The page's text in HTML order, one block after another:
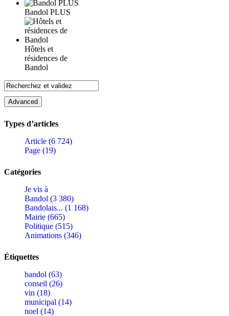
Bandol PLUS
Hôtels et
résidences de
Bandol
Types d’articles
Article (6 724)
Page (19)
Catégories
Je vis à
Bandol (3 380)
Bandolais... (1 168)
Mairie (665)
Politique (515)
Animations (346)
Étiquettes
bandol (63)
conseil (26)
vin (18)
municipal (14)
noel (14)